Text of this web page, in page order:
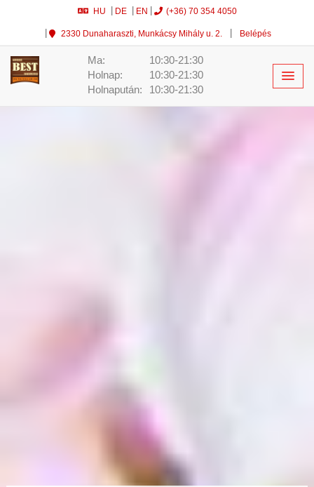
HU DE EN (+36) 70 354 4050
2330 Dunaharaszti, Munkácsy Mihály u. 2. Belépés
Ma:
10:30-21:30
Holnap:
10:30-21:30
Holnapután:
10:30-21:30